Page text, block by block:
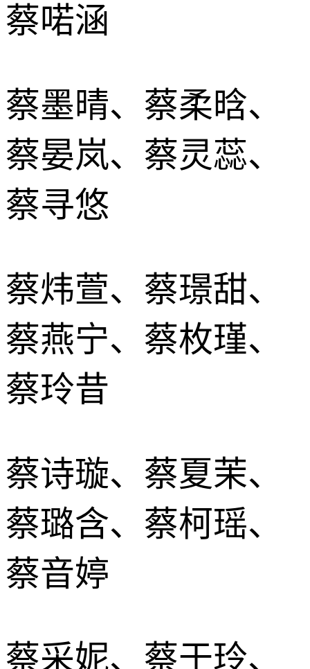
蔡喏涵
蔡墨晴、蔡柔晗、
蔡晏岚、蔡灵蕊、
蔡寻悠
蔡炜萱、蔡璟甜、
蔡燕宁、蔡枚瑾、
蔡玲昔
蔡诗璇、蔡夏茉、
蔡璐含、蔡柯瑶、
蔡音婷
蔡采妮、蔡于玲、